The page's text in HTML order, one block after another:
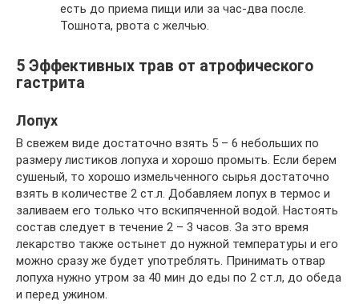
есть до приема пищи или за час-два после.
Тошнота, рвота с желчью.
5 Эффективных трав от атрофического
гастрита
Лопух
В свежем виде достаточно взять 5 – 6 небольших по
размеру листиков лопуха и хорошо промыть. Если берем
сушеный, то хорошо измельченного сырья достаточно
взять в количестве 2 ст.л. Добавляем лопух в термос и
заливаем его только что вскипяченной водой. Настоять
состав следует в течение 2 – 3 часов. За это время
лекарство также остынет до нужной температуры и его
можно сразу же будет употреблять. Принимать отвар
лопуха нужно утром за 40 мин до еды по 2 ст.л, до обеда
и перед ужином.